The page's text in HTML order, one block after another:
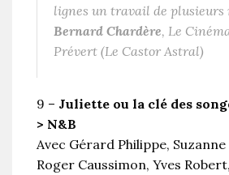
lignes un travail de plusieurs
Bernard Chardère, Le
Prévert (Le Castor Astral)
9 – Juliette ou la clé des
> N&B
Avec Gérard Philippe,
Roger Caussimon, Yves